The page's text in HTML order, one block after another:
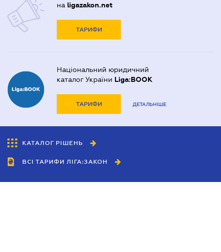
на ligazakon.net
ТАРИФИ
Національний юридичний
каталог України Liga:BOOK
ТАРИФИ ДЕТАЛЬНІШЕ
КАТАЛОГ РІШЕНЬ
ВСІ ТАРИФИ ЛІГА:ЗАКОН